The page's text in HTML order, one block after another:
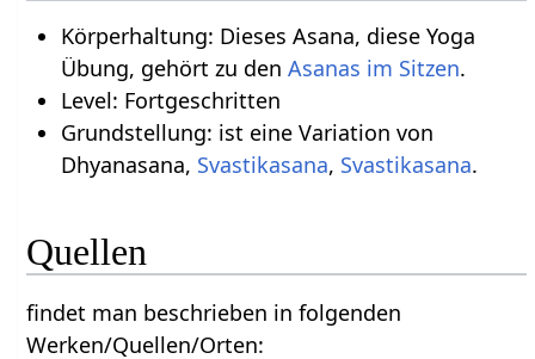
Körperhaltung: Dieses Asana, diese Yoga
Übung, gehört zu den Asanas im Sitzen.
Level: Fortgeschritten
Grundstellung: ist eine Variation von
Dhyanasana, Svastikasana, Svastikasana.
Quellen
findet man beschrieben in folgenden
Werken/Quellen/Orten: